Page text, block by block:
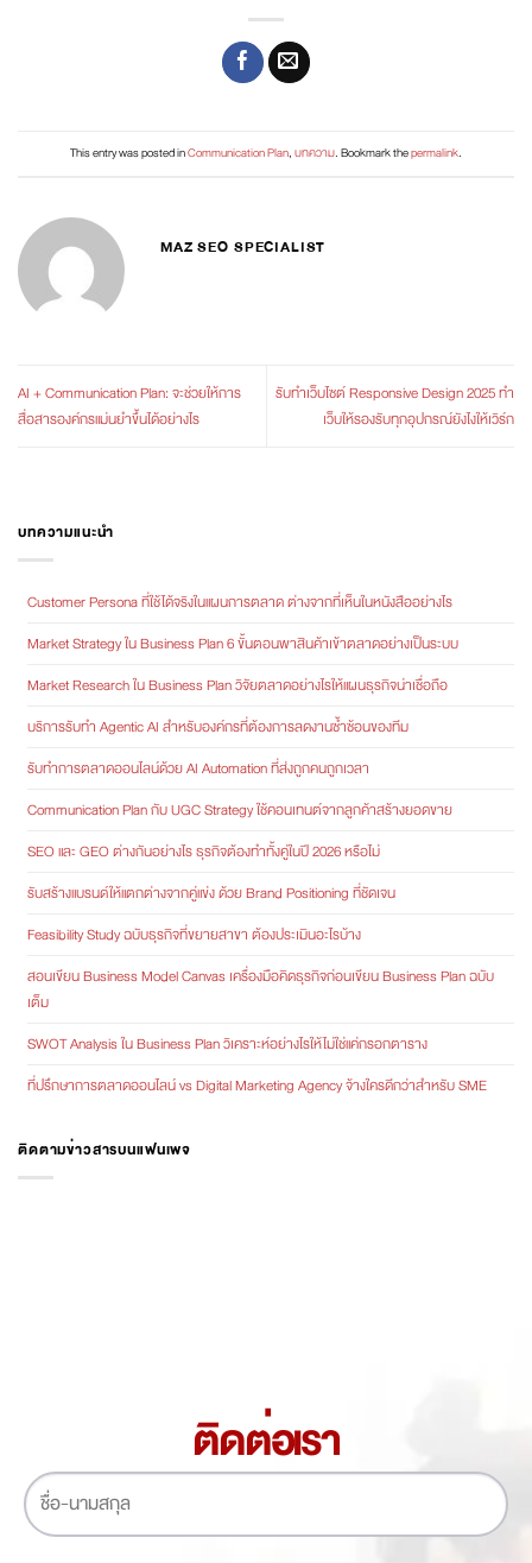
This entry was posted inCommunication Plan,บทความ. Bookmark thepermalink.
MAZ SEO SPECIALIST
AI + Communication Plan: จะช่วยให้การ
สื่อสารองค์กรแม่นยำขึ้นได้อย่างไร
รับทำเว็บไซต์ Responsive Design 2025 ทำ
เว็บให้รองรับทุกอุปกรณ์ยังไงให้เวิร์ก
บทความแนะนำ
Customer Persona ที่ใช้ได้จริงในแผนการตลาด ต่างจากที่เห็นในหนังสืออย่างไร
Market Strategy ใน Business Plan 6 ขั้นตอนพาสินค้าเข้าตลาดอย่างเป็นระบบ
Market Research ใน Business Plan วิจัยตลาดอย่างไรให้แผนธุรกิจน่าเชื่อถือ
บริการรับทำ Agentic AI สำหรับองค์กรที่ต้องการลดงานซ้ำซ้อนของทีม
รับทำการตลาดออนไลน์ด้วย AI Automation ที่ส่งถูกคนถูกเวลา
Communication Plan กับ UGC Strategy ใช้คอนเทนต์จากลูกค้าสร้างยอดขาย
SEO และ GEO ต่างกันอย่างไร ธุรกิจต้องทำทั้งคู่ในปี 2026 หรือไม่
รับสร้างแบรนด์ให้แตกต่างจากคู่แข่ง ด้วย Brand Positioning ที่ชัดเจน
Feasibility Study ฉบับธุรกิจที่ขยายสาขา ต้องประเมินอะไรบ้าง
สอนเขียน Business Model Canvas เครื่องมือคิดธุรกิจก่อนเขียน Business Plan ฉบับ
เต็ม
SWOT Analysis ใน Business Plan วิเคราะห์อย่างไรให้ไม่ใช่แค่กรอกตาราง
ที่ปรึกษาการตลาดออนไลน์ vs Digital Marketing Agency จ้างใครดีกว่าสำหรับ SME
ติดตามข่าวสารบนแฟนเพจ
ติดต่อเรา